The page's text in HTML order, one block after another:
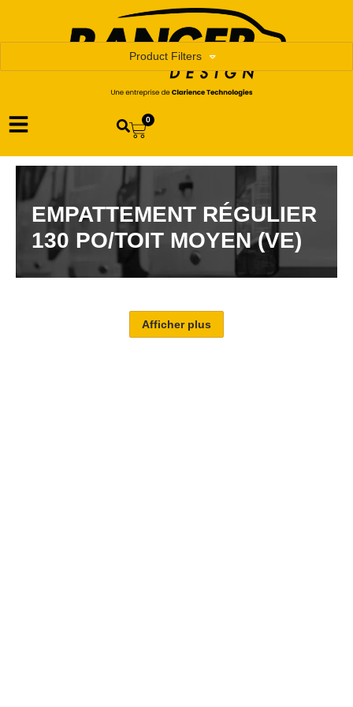
0
EMPATTEMENT RÉGULIER
130 PO/TOIT MOYEN (VE)
Product Filters